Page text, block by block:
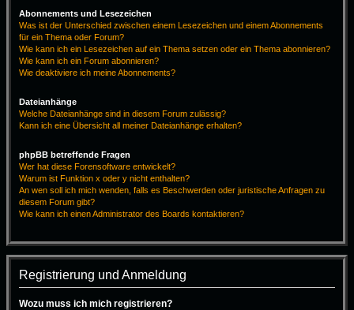
Abonnements und Lesezeichen
Was ist der Unterschied zwischen einem Lesezeichen und einem Abonnements
für ein Thema oder Forum?
Wie kann ich ein Lesezeichen auf ein Thema setzen oder ein Thema abonnieren?
Wie kann ich ein Forum abonnieren?
Wie deaktiviere ich meine Abonnements?
Dateianhänge
Welche Dateianhänge sind in diesem Forum zulässig?
Kann ich eine Übersicht all meiner Dateianhänge erhalten?
phpBB betreffende Fragen
Wer hat diese Forensoftware entwickelt?
Warum ist Funktion x oder y nicht enthalten?
An wen soll ich mich wenden, falls es Beschwerden oder juristische Anfragen zu
diesem Forum gibt?
Wie kann ich einen Administrator des Boards kontaktieren?
Registrierung und Anmeldung
Wozu muss ich mich registrieren?